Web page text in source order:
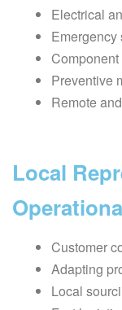
Electrical
Emergency
Preventive
Remote
Local
Customer
Adapting
Local